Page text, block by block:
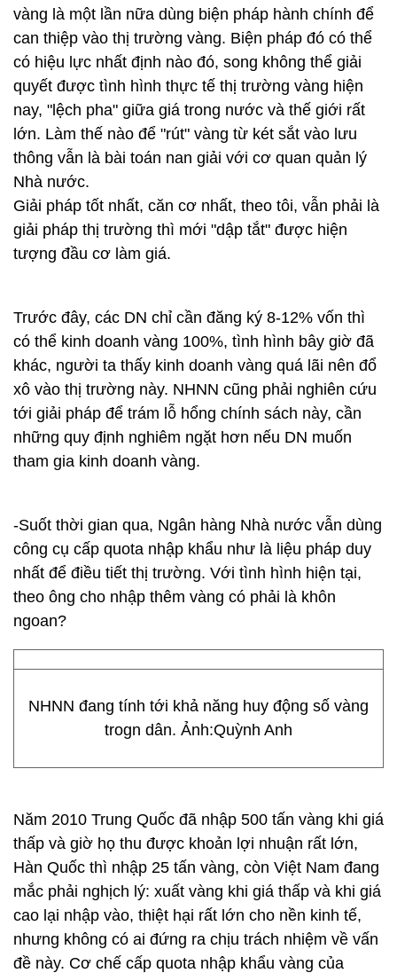
vàng là một lần nữa dùng biện pháp hành chính để
can thiệp vào thị trường vàng. Biện pháp đó có thể
có hiệu lực nhất định nào đó, song không thể giải
quyết được tình hình thực tế thị trường vàng hiện
nay, "lệch pha" giữa giá trong nước và thế giới rất
lớn. Làm thế nào để "rút" vàng từ két sắt vào lưu
thông vẫn là bài toán nan giải với cơ quan quản lý
Nhà nước.
Giải pháp tốt nhất, căn cơ nhất, theo tôi, vẫn phải là
giải pháp thị trường thì mới "dập tắt" được hiện
tượng đầu cơ làm giá.
Trước đây, các DN chỉ cần đăng ký 8-12% vốn thì
có thể kinh doanh vàng 100%, tình hình bây giờ đã
khác, người ta thấy kinh doanh vàng quá lãi nên đổ
xô vào thị trường này. NHNN cũng phải nghiên cứu
tới giải pháp để trám lỗ hổng chính sách này, cần
những quy định nghiêm ngặt hơn nếu DN muốn
tham gia kinh doanh vàng.
-Suốt thời gian qua, Ngân hàng Nhà nước vẫn dùng
công cụ cấp quota nhập khẩu như là liệu pháp duy
nhất để điều tiết thị trường. Với tình hình hiện tại,
theo ông cho nhập thêm vàng có phải là khôn
ngoan?
NHNN đang tính tới khả năng huy động số vàng
trogn dân. Ảnh:Quỳnh Anh
Năm 2010 Trung Quốc đã nhập 500 tấn vàng khi giá
thấp và giờ họ thu được khoản lợi nhuận rất lớn,
Hàn Quốc thì nhập 25 tấn vàng, còn Việt Nam đang
mắc phải nghịch lý: xuất vàng khi giá thấp và khi giá
cao lại nhập vào, thiệt hại rất lớn cho nền kinh tế,
nhưng không có ai đứng ra chịu trách nhiệm về vấn
đề này. Cơ chế cấp quota nhập khẩu vàng của